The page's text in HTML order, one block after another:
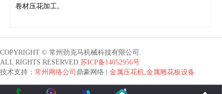
卷材压花加工。
COPYRIGHT © 常州劲克马机械科技有限公司.
ALL RIGHTS RESERVED. 苏ICP备14052956号
技术支持： 常州网络公司 鼎豪网络 | 金属压花机 金属雕花板设备